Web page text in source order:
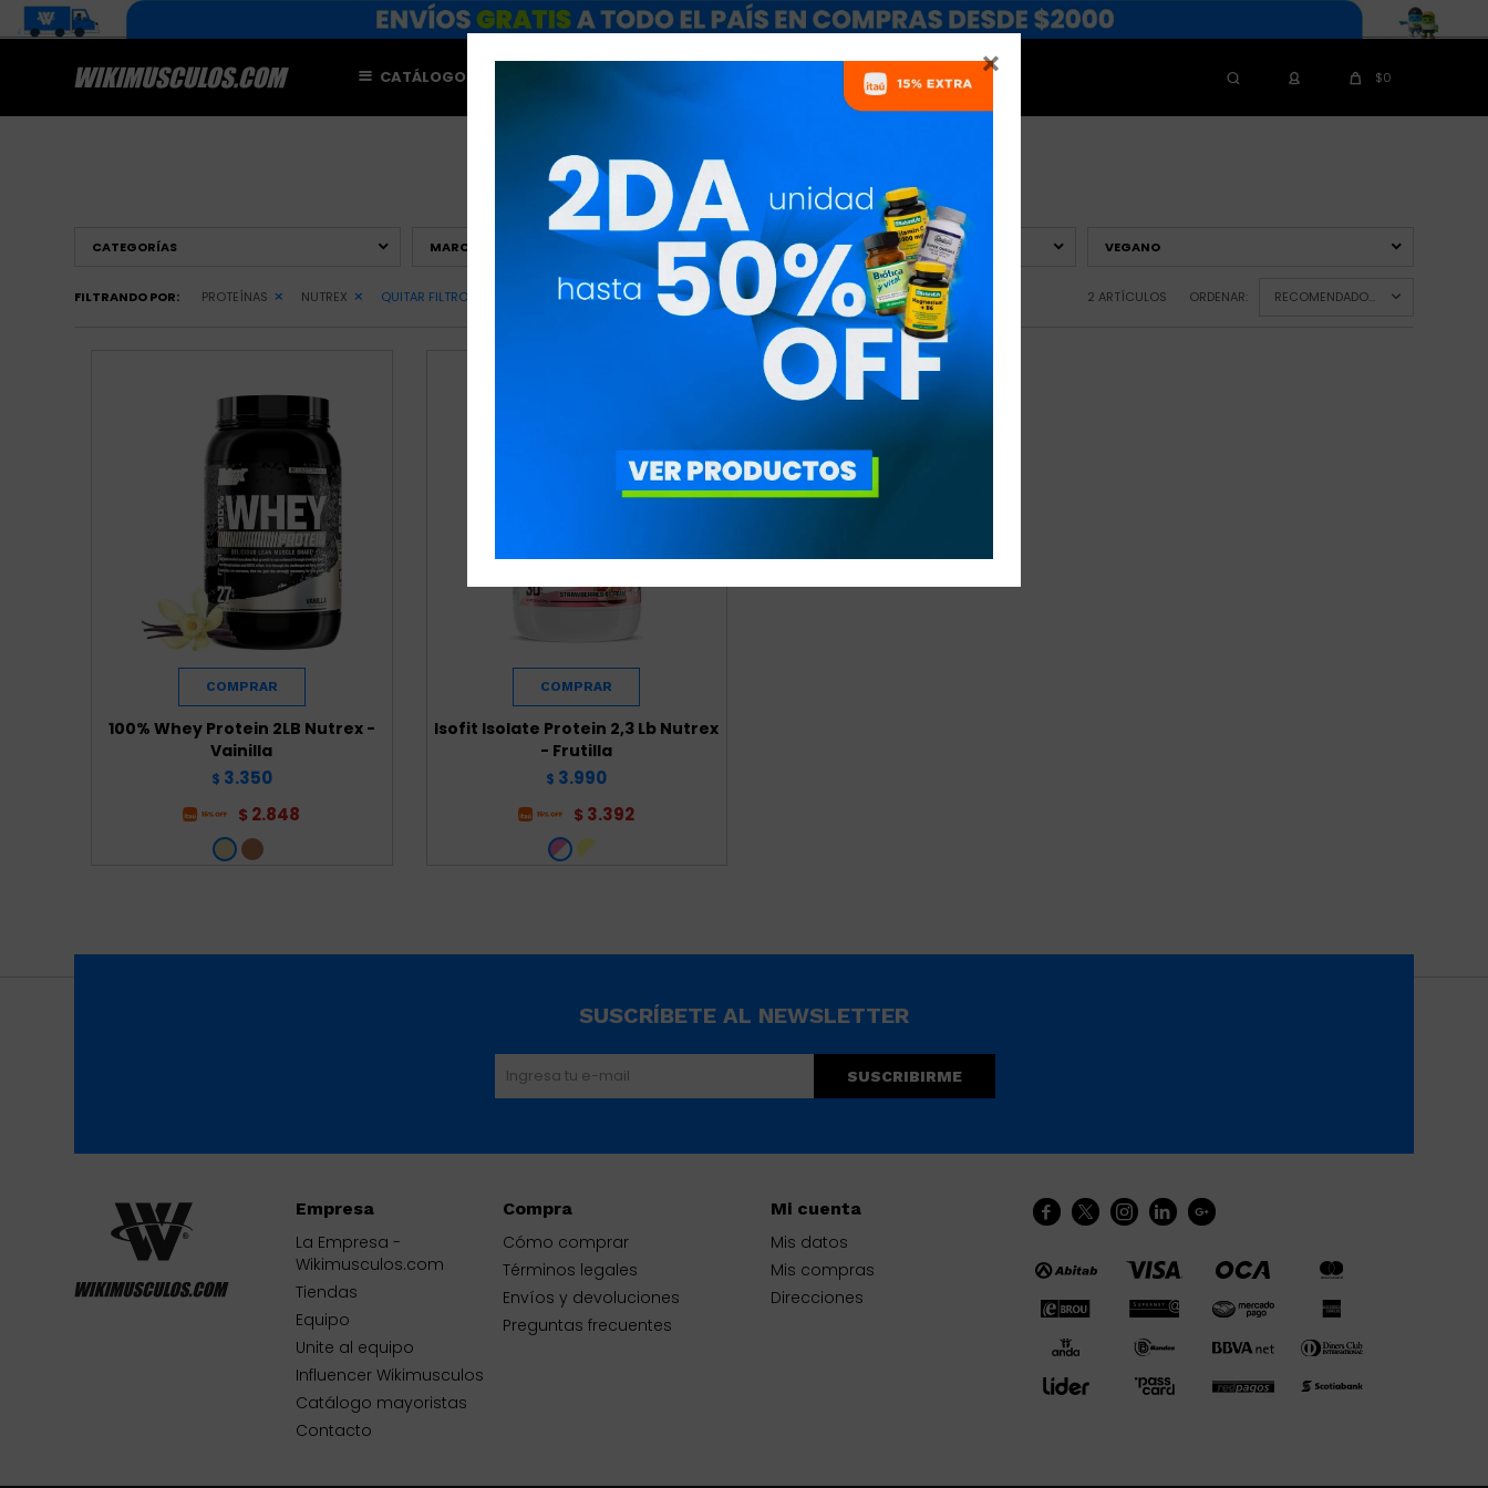

CATÁLOGO NUTRICIONISTAS $0
PROTEÍNAS NUTREX
CATEGORÍAS MARCAS PRECIO($) VEGANO
FILTRANDO POR: PROTEÍNAS NUTREX QUITAR FILTROS 2 ARTÍCULOS ORDENAR: RECOMENDADOS
100% Whey Protein 2LB Nutrex -
Vainilla
$ 3.350
$ 2.848
Isofit Isolate Protein 2,3 Lb Nutrex
- Frutilla
$ 3.990
$ 3.392
    
Empresa
La Empresa -
Wikimusculos.com
Tiendas
Equipo
Unite al equipo
Influencer Wikimusculos
Catálogo mayoristas
Contacto
Compra
Cómo comprar
Términos legales
Envíos y devoluciones
Preguntas frecuentes
Mi cuenta
Mis datos
Mis compras
Direcciones
SUSCRÍBETE AL NEWSLETTER
SUSCRIBIRME